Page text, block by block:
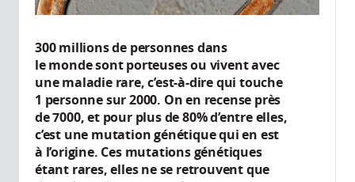
300 millions de personnes dans
le monde sont porteuses ou vivent avec
une maladie rare, c’est-à-dire qui touche
1 personne sur 2000. On en recense près
de 7000, et pour plus de 80% d’entre elles,
c’est une mutation génétique qui en est
à l’origine. Ces mutations génétiques
étant rares, elles ne se retrouvent que